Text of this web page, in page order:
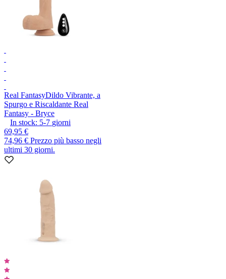
Real FantasyDildo Vibrante, a
Spurgo e Riscaldante Real
Fantasy - Bryce
In stock: 5-7 giorni
69,95 €
74,96 € Prezzo più basso negli
ultimi 30 giorni.